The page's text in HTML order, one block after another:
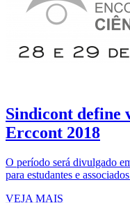
Sindicont define
Erccont 2018
O período será divulgado
para estudantes e
VEJA MAIS